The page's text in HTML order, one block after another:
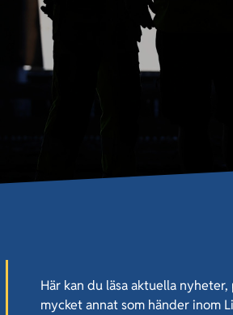
Här kan du läsa aktuella
mycket annat som händer inom